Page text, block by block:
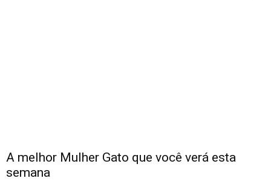
A melhor Mulher Gato que você verá esta
semana